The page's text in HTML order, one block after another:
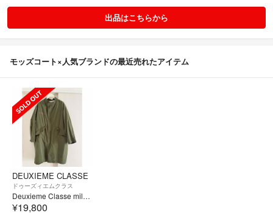
出品はこちらから
モッズコート×人気ブランドの最近売れたアイテム
DEUXIEME CLASSE
ドゥーズィエムクラス
Deuxieme Classe military coat モッズコート
¥19,800